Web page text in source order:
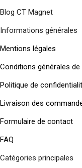
Blog CT Magnet
Informations générales
Mentions légales
Conditions générales de
Politique de
Livraison des
Formulaire de contact
FAQ
Catégories principales